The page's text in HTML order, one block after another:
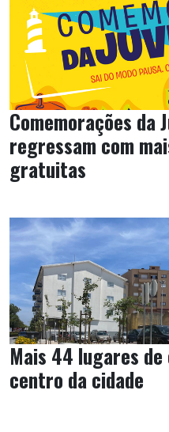
Comemorações da
regressam com
gratuitas
Mais 44 lugares
centro da cidade